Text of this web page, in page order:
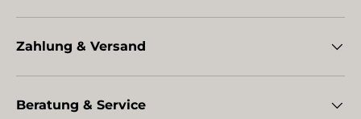
Zahlung & Versand
Beratung & Service